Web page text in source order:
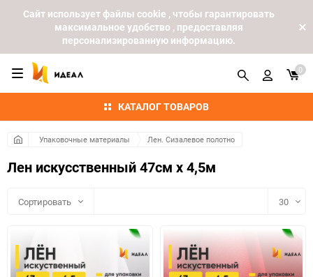
Cайт использует файлы cookie , чтобы гарантировать
максимальное удобство , предоставляя
персонализированную информацию.
КАТАЛОГ ТОВАРОВ
0
Упаковочные материалы Лен. Сизалевое полотно
Лен искусственный 47см х 4,5м
Сортировать 30
30
60